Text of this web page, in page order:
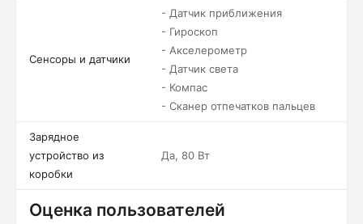
Сенсоры и датчики
- Датчик приближения
- Гироскоп
- Акселерометр
- Датчик света
- Компас
- Сканер отпечатков пальцев
Зарядное
устройство из
коробки
Да, 80 Вт
Оценка пользователей